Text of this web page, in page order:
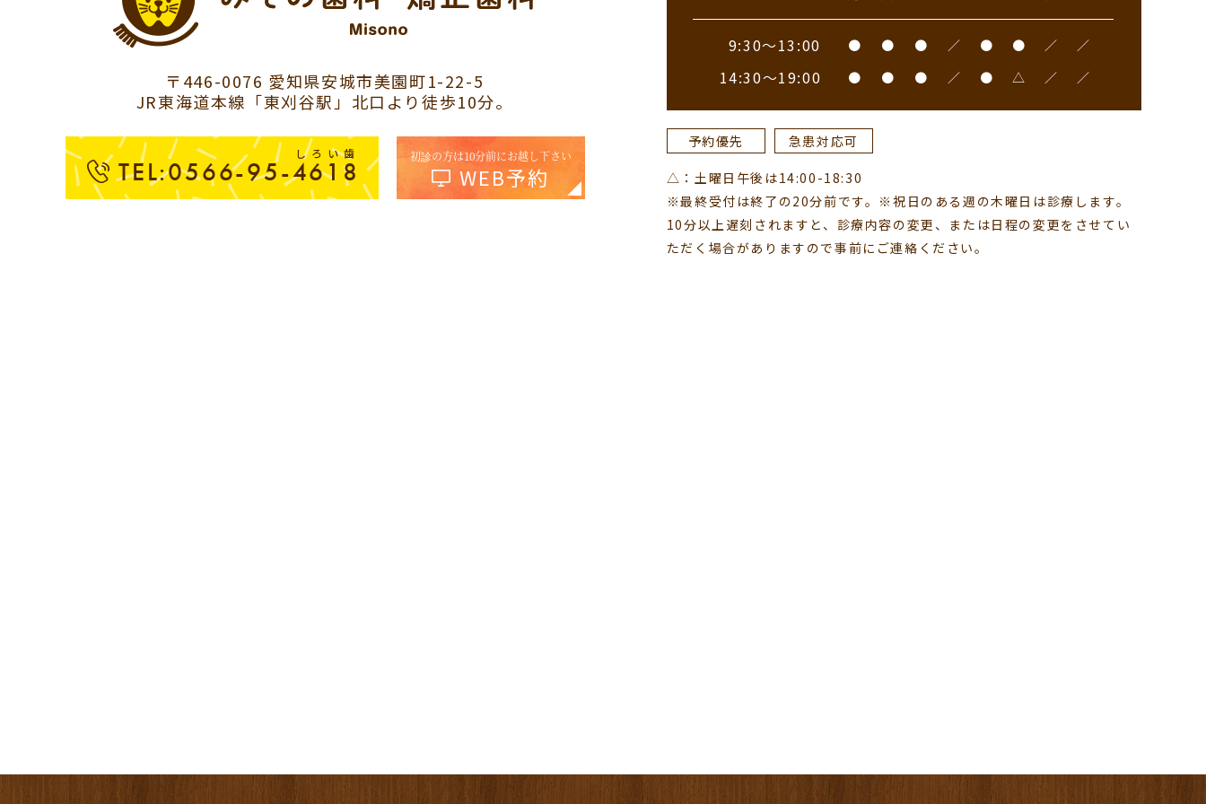
〒446-0076 愛知県安城市美園町1-22-5
JR東海道本線「東刈谷駅」北口より徒歩10分。
しろい歯
TEL:0566-95-4618
初診の方は10分前にお越し下さい
WEB予約
9:30～13:00 ● ● ● ／ ● ● ／ ／
14:30～19:00 ● ● ● ／ ● △ ／ ／
予約優先 急患対応可
△：土曜日午後は14:00-18:30
※最終受付は終了の20分前です。※祝日のある週の木曜日は診療します。
10分以上遅刻されますと、診療内容の変更、または日程の変更をさせてい
ただく場合がありますので事前にご連絡ください。